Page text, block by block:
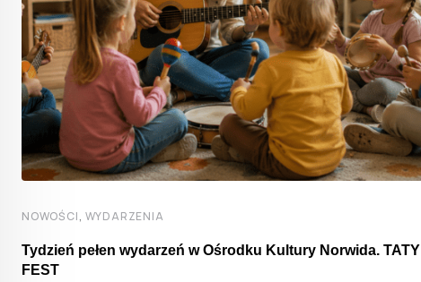
NOWOŚCI, WYDARZENIA
Tydzień pełen wydarzeń w Ośrodku Kultury Norwida. TATY
FEST